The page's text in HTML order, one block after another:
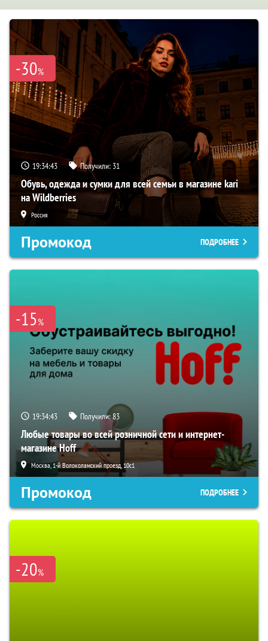
-30%
19:34:42 Получили: 31
Обувь, одежда и сумки для всей семьи в магазине kari
на Wildberries
Россия
Промокод ПОДРОБНЕЕ
-15%
19:34:42 Получили:83
Любые товары во всей розничной сети и интернет-
магазине Hoff
Москва, 1-й Волоколамский проезд, 10с1
Промокод ПОДРОБНЕЕ
-20%